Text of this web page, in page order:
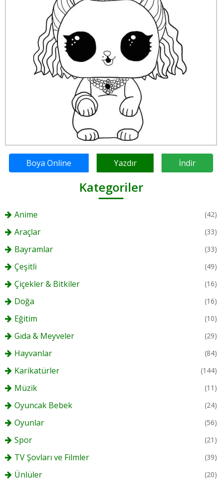
Boya Online Yazdır İndir
Kategoriler
Anime (42)
Araçlar (33)
Bayramlar (33)
Çeşitli (49)
Çiçekler & Bitkiler (16)
Doğa (16)
Eğitim (10)
Gıda & Meyveler (29)
Hayvanlar (84)
Karikatürler (144)
Müzik (11)
Oyuncak Bebek (24)
Oyunlar (56)
Spor (21)
TV Şovları ve Filmler (39)
Ünlüler (20)